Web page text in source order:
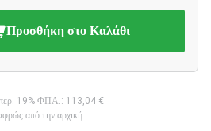
Προσθήκη στο Καλάθι
19% ΦΠΑ.: 113,04 €
από την αρχική.